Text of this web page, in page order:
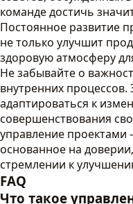
команде достичь
Постоянное развитие
не только улучшит
здоровую атмосферу
Не забывайте о
внутренних
адаптироваться к
совершенствования
управление проектами
основанное на
стремлении к
FAQ
Что такое